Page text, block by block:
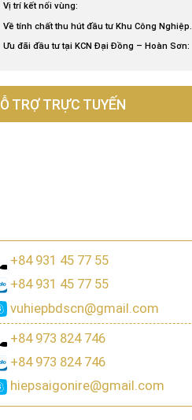
Vị trí kết nối vùng:
Về tính chất thu hút đầu tư Khu Công Nghiệp.
Ưu đãi đầu tư tại KCN Đại Đồng – Hoàn Sơn:
TRỢ TRỰC TUYẾN
+84 931 45 77 55
+84 931 45 77 55
vuhiepbdscn@gmail.com
+84 973 824 746
+84 973 824 746
hiepsaigonire@gmail.com